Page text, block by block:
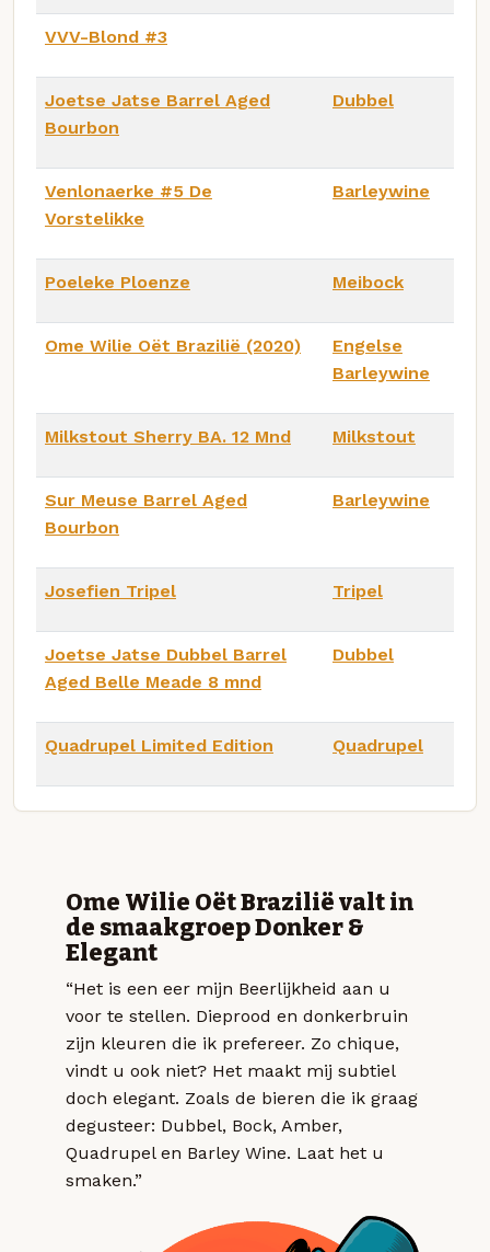
VVV-Blond #3
Joetse Jatse Barrel Aged
Bourbon
Dubbel
Venlonaerke #5 De
Vorstelikke
Barleywine
Poeleke Ploenze Meibock
Ome Wilie Oët Brazilië (2020)
Engelse
Barleywine
Milkstout Sherry BA. 12 Mnd Milkstout
Sur Meuse Barrel Aged
Bourbon
Barleywine
Josefien Tripel Tripel
Joetse Jatse Dubbel Barrel
Aged Belle Meade 8 mnd
Dubbel
Quadrupel Limited Edition Quadrupel
Ome Wilie Oët Brazilië valt in
de smaakgroep Donker &
Elegant
“Het is een eer mijn Beerlijkheid aan u
voor te stellen. Dieprood en donkerbruin
zijn kleuren die ik prefereer. Zo chique,
vindt u ook niet? Het maakt mij subtiel
doch elegant. Zoals de bieren die ik graag
degusteer: Dubbel, Bock, Amber,
Quadrupel en Barley Wine. Laat het u
smaken.”